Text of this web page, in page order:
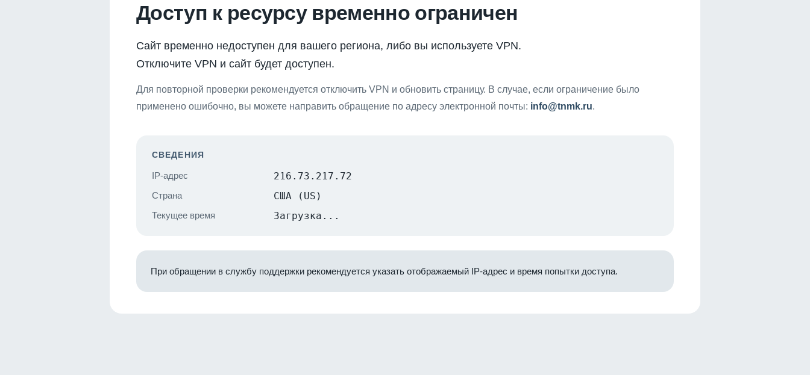
Доступ к ресурсу временно ограничен
Сайт временно недоступен для вашего региона, либо вы используете VPN.
Отключите VPN и сайт будет доступен.
Для повторной проверки рекомендуется отключить VPN и обновить страницу. В случае, если ограничение было
применено ошибочно, вы можете направить обращение по адресу электронной почты: info@tnmk.ru.
СВЕДЕНИЯ
IP-адрес 216.73.217.72
Страна США (US)
Текущее время Загрузка...
При обращении в службу поддержки рекомендуется указать отображаемый IP-адрес и время попытки доступа.